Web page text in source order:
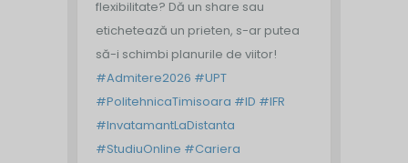
flexibilitate? Dă un share sau
etichetează un prieten, s-ar putea
să-i schimbi planurile de viitor!
#Admitere2026 #UPT
#PolitehnicaTimisoara #ID #IFR
#InvatamantLaDistanta
#StudiuOnline #Cariera